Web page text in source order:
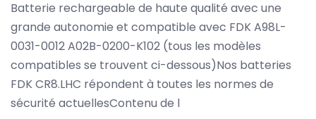
Batterie rechargeable de haute qualité avec une
grande autonomie et compatible avec FDK A98L-
0031-0012 A02B-0200-K102 (tous les modèles
compatibles se trouvent ci-dessous)Nos batteries
FDK CR8.LHC répondent à toutes les normes de
sécurité actuellesContenu de l